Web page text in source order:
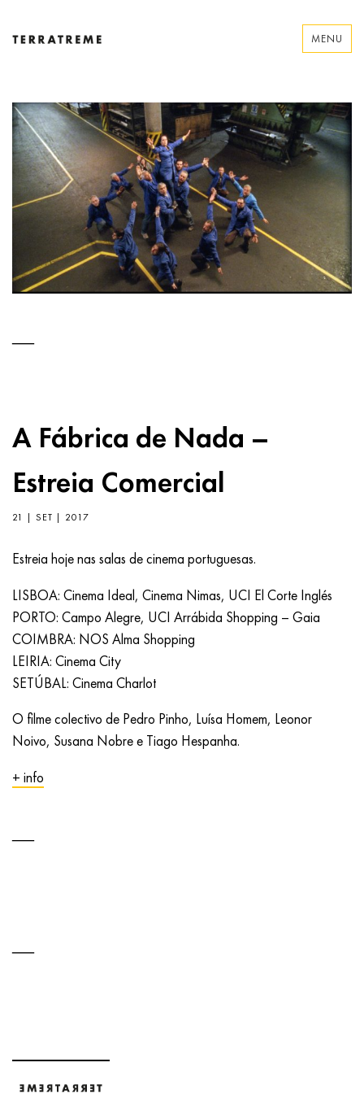
MENU
A Fábrica de Nada –
Estreia Comercial
21 | SET | 2017
Estreia hoje nas salas de cinema portuguesas.
LISBOA: Cinema Ideal, Cinema Nimas, UCI El Corte Inglés
PORTO: Campo Alegre, UCI Arrábida Shopping – Gaia
COIMBRA: NOS Alma Shopping
LEIRIA: Cinema City
SETÚBAL: Cinema Charlot
O filme colectivo de Pedro Pinho, Luísa Homem, Leonor
Noivo, Susana Nobre e Tiago Hespanha.
+ info